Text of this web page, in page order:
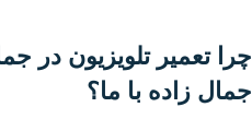
چرا تعمیر تلویزیون در
جمال زاده با ما؟